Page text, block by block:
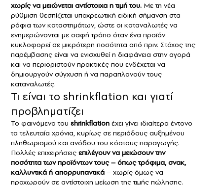
χωρίς να μειώνεται αντίστοιχα η τιμή του. Με τη νέα
ρύθμιση θεσπίζεται υποχρεωτική ειδική σήμανση στα
ράφια των καταστημάτων, ώστε οι καταναλωτές να
ενημερώνονται με σαφή τρόπο όταν ένα προϊόν
κυκλοφορεί σε μικρότερη ποσότητα από πριν. Στόχος της
παρέμβασης είναι να ενισχυθεί η διαφάνεια στην αγορά
και να περιοριστούν πρακτικές που ενδέχεται να
δημιουργούν σύγχυση ή να παραπλανούν τους
καταναλωτές.
Τι είναι το shrinkflation και γιατί
προβληματίζει
Το φαινόμενο του shrinkflation έχει γίνει ιδιαίτερα έντονο
τα τελευταία χρόνια, κυρίως σε περιόδους αυξημένου
πληθωρισμού και ανόδου του κόστους παραγωγής.
Πολλές επιχειρήσεις επιλέγουν να μειώσουν την
ποσότητα των προϊόντων τους – όπως τρόφιμα, σνακ,
καλλυντικά ή απορρυπαντικά – χωρίς όμως να
προχωρούν σε αντίστοιχη μείωση της τιμής πώλησης.